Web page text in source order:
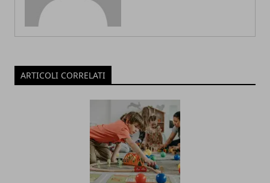
ARTICOLI CORRELATI